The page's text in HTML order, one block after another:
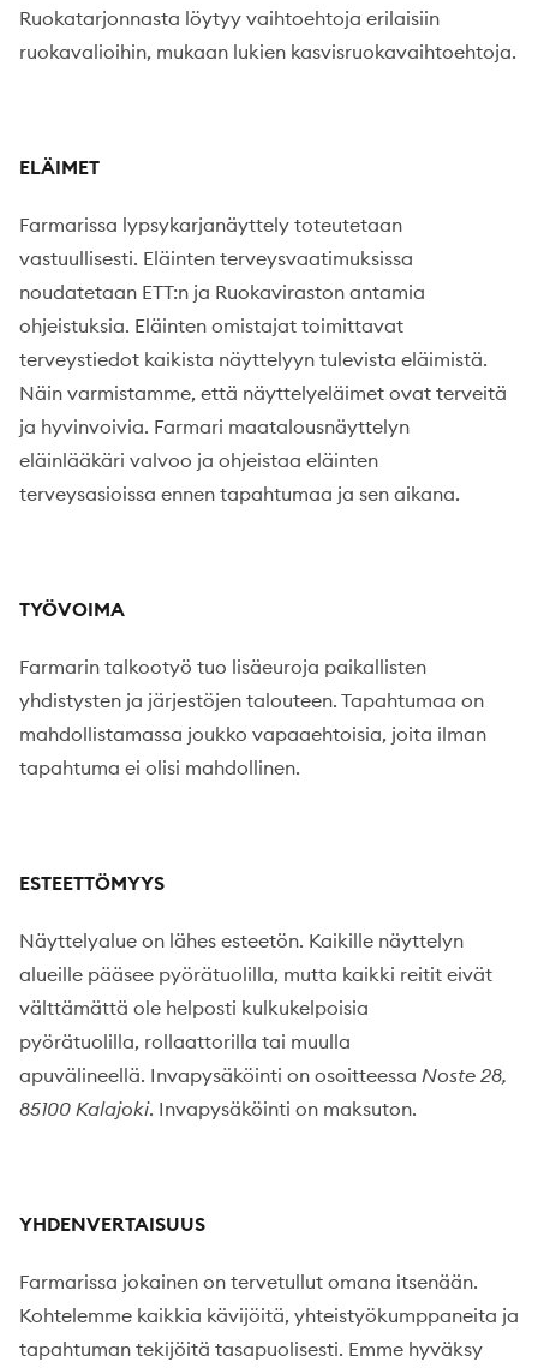
Ruokatarjonnasta löytyy vaihtoehtoja erilaisiin
ruokavalioihin, mukaan lukien kasvisruokavaihtoehtoja.
ELÄIMET
Farmarissa lypsykarjanäyttely toteutetaan
vastuullisesti. Eläinten terveysvaatimuksissa
noudatetaan ETT:n ja Ruokaviraston antamia
ohjeistuksia. Eläinten omistajat toimittavat
terveystiedot kaikista näyttelyyn tulevista eläimistä.
Näin varmistamme, että näyttelyeläimet ovat terveitä
ja hyvinvoivia. Farmari maatalousnäyttelyn
eläinlääkäri valvoo ja ohjeistaa eläinten
terveysasioissa ennen tapahtumaa ja sen aikana.
TYÖVOIMA
Farmarin talkootyö tuo lisäeuroja paikallisten
yhdistysten ja järjestöjen talouteen. Tapahtumaa on
mahdollistamassa joukko vapaaehtoisia, joita ilman
tapahtuma ei olisi mahdollinen.
ESTEETTÖMYYS
Näyttelyalue on lähes esteetön. Kaikille näyttelyn
alueille pääsee pyörätuolilla, mutta kaikki reitit eivät
välttämättä ole helposti kulkukelpoisia
pyörätuolilla, rollaattorilla tai muulla
apuvälineellä. Invapysäköinti on osoitteessa Noste 28,
85100 Kalajoki. Invapysäköinti on maksuton.
YHDENVERTAISUUS
Farmarissa jokainen on tervetullut omana itsenään.
Kohtelemme kaikkia kävijöitä, yhteistyökumppaneita ja
tapahtuman tekijöitä tasapuolisesti. Emme hyväksy